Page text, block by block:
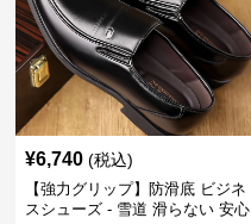
¥6,740 (税込)
【強力グリップ】防滑底 ビジネ
スシューズ - 雪道 滑らない 安心